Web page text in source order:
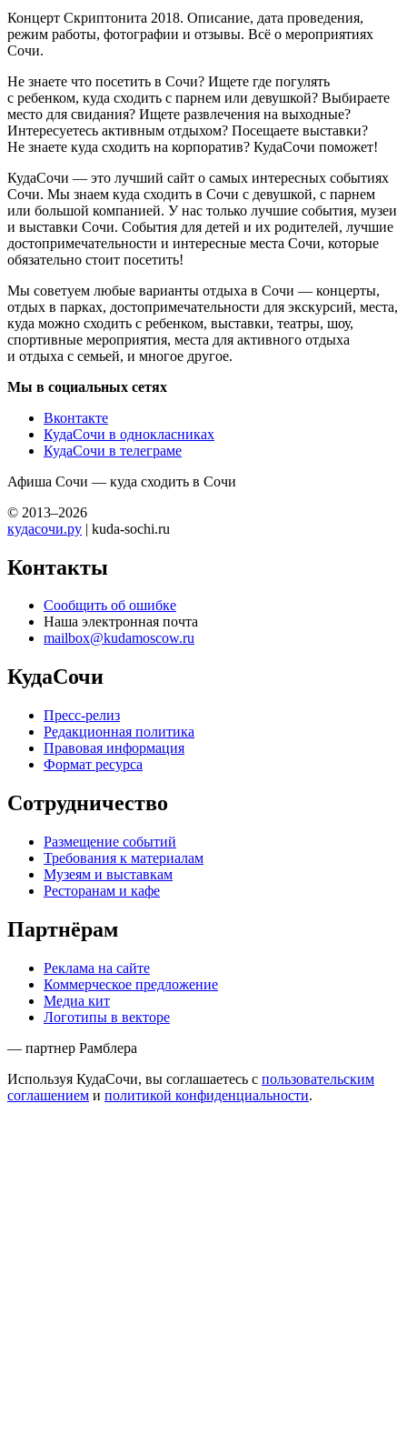
Концерт Скриптонита 2018. Описание, дата проведения,
режим работы, фотографии и отзывы. Всё о мероприятиях
Сочи.
Не знаете что посетить в Сочи? Ищете где погулять
с ребенком, куда сходить с парнем или девушкой? Выбираете
место для свидания? Ищете развлечения на выходные?
Интересуетесь активным отдыхом? Посещаете выставки?
Не знаете куда сходить на корпоратив? КудаСочи поможет!
КудаСочи — это лучший сайт о самых интересных событиях
Сочи. Мы знаем куда сходить в Сочи с девушкой, с парнем
или большой компанией. У нас только лучшие события, музеи
и выставки Сочи. События для детей и их родителей, лучшие
достопримечательности и интересные места Сочи, которые
обязательно стоит посетить!
Мы советуем любые варианты отдыха в Сочи — концерты,
отдых в парках, достопримечательности для экскурсий, места,
куда можно сходить с ребенком, выставки, театры, шоу,
спортивные мероприятия, места для активного отдыха
и отдыха с семьей, и многое другое.
Мы в социальных сетях
Вконтакте
КудаСочи в однокласниках
КудаСочи в телеграме
Афиша Сочи — куда сходить в Сочи
© 2013–2026
кудасочи.ру | kuda-sochi.ru
Контакты
Сообщить об ошибке
Наша электронная почта
mailbox@kudamoscow.ru
КудаСочи
Пресс-релиз
Редакционная политика
Правовая информация
Формат ресурса
Сотрудничество
Размещение событий
Требования к материалам
Музеям и выставкам
Ресторанам и кафе
Партнёрам
Реклама на сайте
Коммерческое предложение
Медиа кит
Логотипы в векторе
— партнер Рамблера
Используя КудаСочи, вы соглашаетесь с пользовательским
соглашением и политикой конфиденциальности.